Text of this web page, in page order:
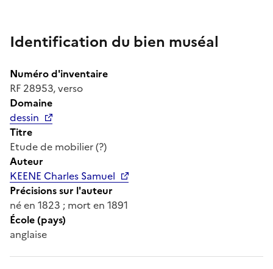
Identification du bien muséal
Numéro d'inventaire
RF 28953, verso
Domaine
dessin
Titre
Etude de mobilier (?)
Auteur
KEENE Charles Samuel
Précisions sur l'auteur
né en 1823 ; mort en 1891
École (pays)
anglaise